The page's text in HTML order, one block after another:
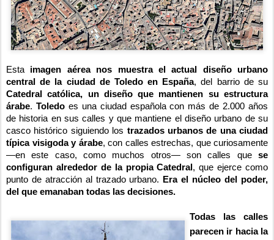
Esta imagen aérea nos muestra el actual diseño urbano
central de la ciudad de Toledo en España, del barrio de su
Catedral católica, un diseño que mantienen su estructura
árabe. Toledoes una ciudad española con más de 2.000 años
de historia en sus calles y que mantiene el diseño urbano de su
casco histórico siguiendo los trazados urbanos de una ciudad
típica visigoda y árabe, con calles estrechas, que curiosamente
—en este caso, como muchos otros— son calles que se
configuran alrededor de la propia Catedral , que ejerce como
punto de atracción al trazado urbano.
Era el núcleo del poder,
del que emanaban todas las decisiones.
Todas las calles
parecen ir hacia la